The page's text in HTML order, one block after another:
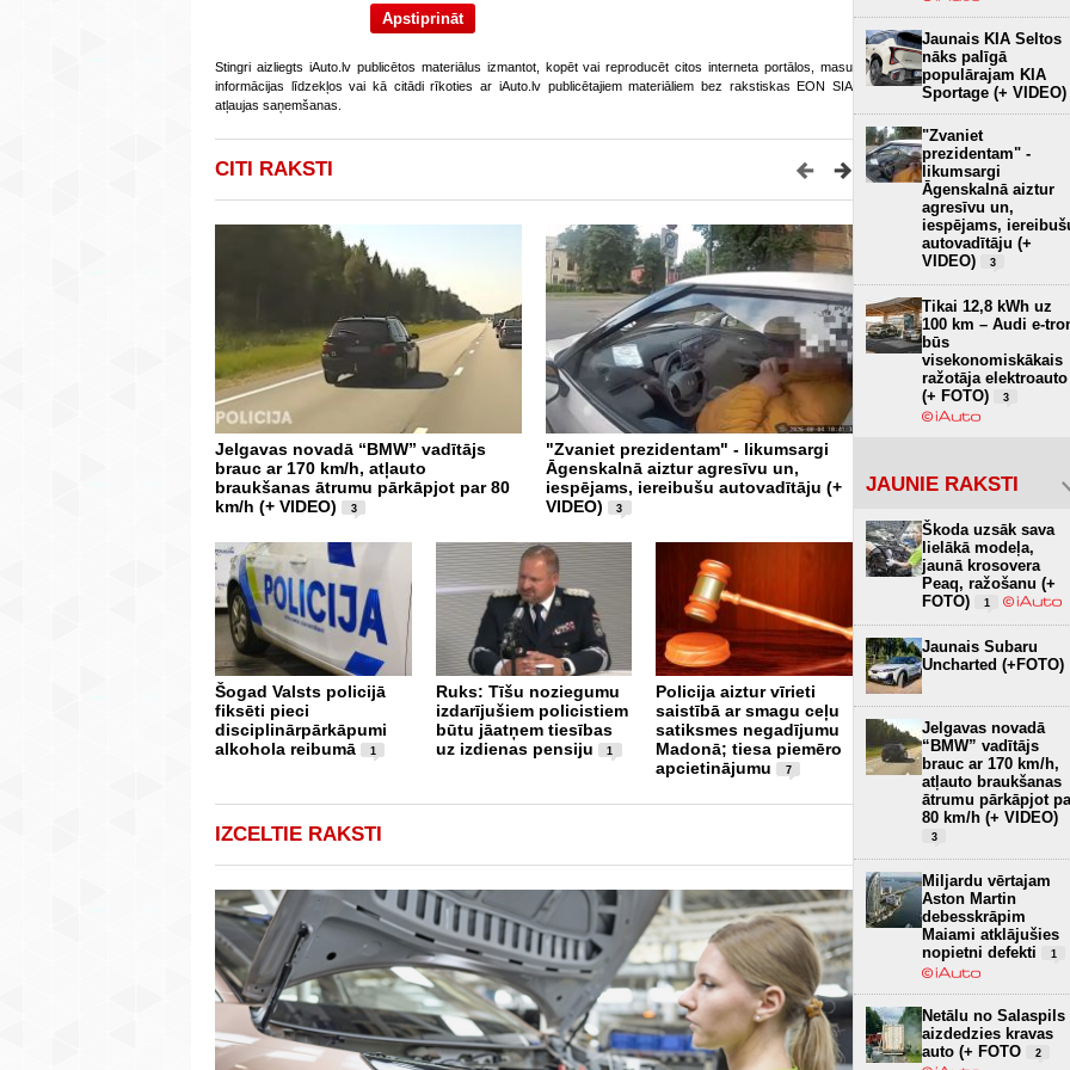
Stingri aizliegts iAuto.lv publicētos materiālus izmantot, kopēt vai reproducēt citos interneta portālos, masu
informācijas līdzekļos vai kā citādi rīkoties ar iAuto.lv publicētajiem materiāliem bez rakstiskas EON SIA
atļaujas saņemšanas.
CITI RAKSTI
Jelgavas novadā “BMW” vadītājs
brauc ar 170 km/h, atļauto
braukšanas ātrumu pārkāpjot par 80
km/h (+ VIDEO)
3
"Zvaniet prezidentam" - likumsargi
Āgenskalnā aiztur agresīvu un,
iespējams, iereibušu autovadītāju (+
VIDEO)
3
Šogad Valsts policijā
fiksēti pieci
disciplinārpārkāpumi
alkohola reibumā
1
Ruks: Tīšu noziegumu
izdarījušiem policistiem
būtu jāatņem tiesības
uz izdienas pensiju
1
Policija aiztur vīrieti
saistībā ar smagu ceļu
satiksmes negadījumu
Madonā; tiesa piemēro
apcietinājumu
7
VIDEO)
8
Ogrē autovadītājs 4,2
promiļu reibumā
iebraucis stabā
IZCELTIE RAKSTI
Jaunais KIA Seltos
nāks palīgā
populārajam KIA
Sportage (+ VIDEO)
"Zvaniet
prezidentam" -
likumsargi
Āgenskalnā aiztur
agresīvu un,
iespējams,
autovadītāju (+
VIDEO)
3
Tikai 12,8 kWh uz
100 km – Audi e-
būs
visekonomiskākais
ražotāja elektroauto
(+ FOTO)
3
JAUNIE RAKSTI
Škoda uzsāk sava
lielākā modeļa,
jaunā krosovera
Peaq, ražošanu (+
FOTO)
1
Jaunais Subaru
Uncharted (+FOTO)
Jelgavas novadā
“BMW” vadītājs
brauc ar 170 km/h,
atļauto braukšanas
ātrumu pārkāpjot
80 km/h (+ VIDEO)
3
Miljardu vērtajam
Aston Martin
debesskrāpim
Maiami atklājušies
nopietni defekti
1
Netālu no Salaspils
aizdedzies kravas
auto (+ FOTO
2